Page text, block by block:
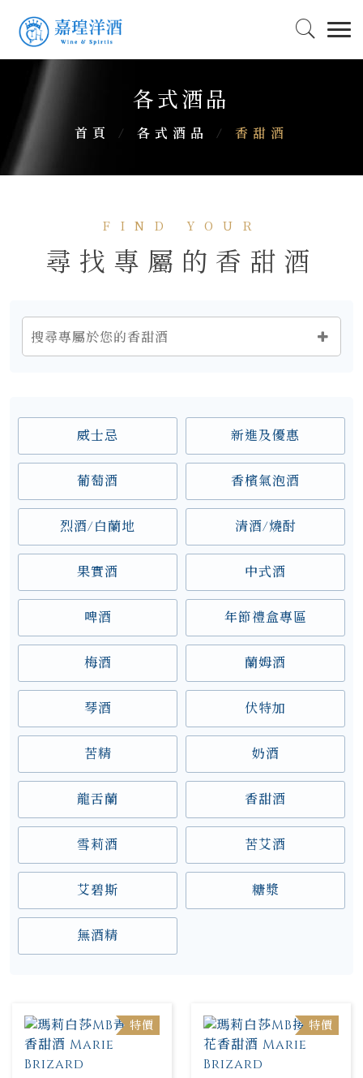
各式酒品
首頁 / 各式酒品 / 香甜酒
FIND YOUR
尋找專屬的香甜酒
威士忌 新進及優惠
葡萄酒 香檳氣泡酒
烈酒/白蘭地 清酒/燒酎
果實酒 中式酒
啤酒 年節禮盒專區
梅酒 蘭姆酒
琴酒 伏特加
苦精 奶酒
龍舌蘭 香甜酒
雪莉酒 苦艾酒
艾碧斯 糖漿
無酒精
搜尋專屬於您的香甜酒
特價 特價